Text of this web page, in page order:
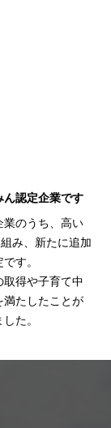
ん認定企業です
業のうち、高い
み、新たに追加
す。
得や子育て中
満たしたことが
た。